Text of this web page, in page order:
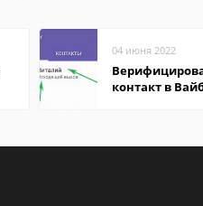
04 июня 2022
контакт в